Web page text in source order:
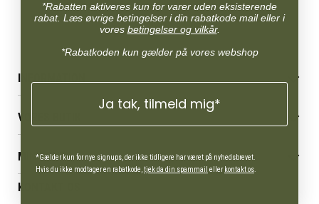
INFORMATION
Betingelser & vilkår
Reklamations- & fortrydelsesret
Levering & afhentning
Følg din bestilling
Persondatapolitik
Cookies
VORES BUTIK
Job
Mærker
Om os
MIN KONTO
Administrer min konto
KONTAKT OS
*Rabatten aktiveres kun for varer uden eksisterende
rabat. Læs øvrige betingelser i din rabatkode mail eller i
vores betingelser og vilkår.
*Rabatkoden kun gælder på vores webshop
Ja tak, tilmeld mig*
*Gælder kun for nye signups, der ikke tidligere har været på nyhedsbrevet.
Hvis du ikke modtager en rabatkode, tjek da din spammail ellerkontakt os